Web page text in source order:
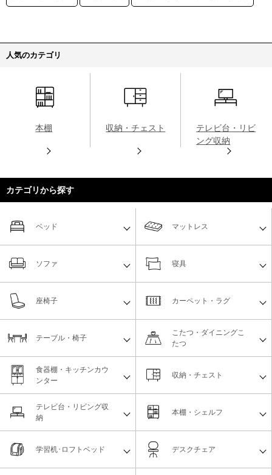
人気のカテゴリ
本棚 収納・チェスト
テレビ台・リビ
ング収納
カテゴリから探す
ベッド マットレス
ソファ 寝具
座椅子 カーペット・ラグ
テーブル・椅子
こたつ・ダイニングこ
たつ
食器棚・キッチンカウ
ンター
収納・チェスト
テレビ台・リビング収
納
本棚・シェルフ
学習机･ロフトベッド デスクチェア